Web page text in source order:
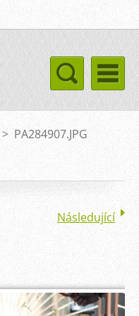
> PA284907.JPG
Následující